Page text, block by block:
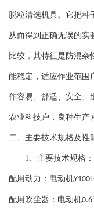
脱粒清选机具。它把种
从而得到正确无误的实
比较，其特征是防混杂
能稳定，适应作业范围
作容易、舒适、安全、
农业科技户，良种生产
二、 主要技术规格及性
1、 主要技术规格：
配用动力：电动机
配用吹尘器：电动机0.6